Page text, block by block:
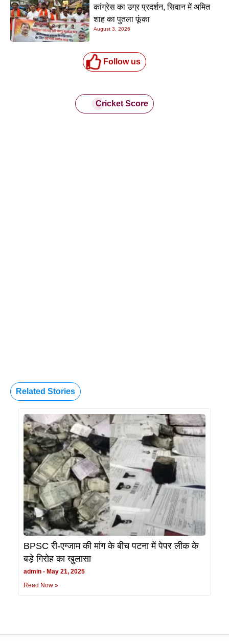
कांग्रेस का उग्र प्रदर्शन, सिवान में अमित
शाह का पुतला फूंका
August 3, 2026
Follow us
Cricket Score
Related Stories
BPSC री-एग्जाम की मांग के बीच पटना में पेपर लीक के
बड़े गिरोह का खुलासा
admin
May 21, 2025
Read Now »